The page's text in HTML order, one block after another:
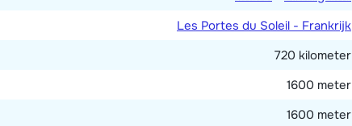
Les Portes du Soleil - Frankrijk
720 kilometer
1600 meter
1600 meter